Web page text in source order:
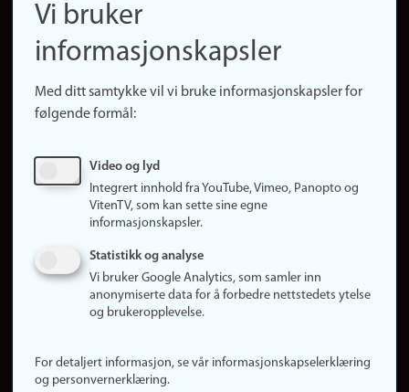
(no)
Finn forsker
Presse
Finn studier
Ledige stillinger
Om nettstedet
Informasjonskapsler
Personvern
Vi bruker
informasjonskapsler
Med ditt samtykke vil vi bruke informasjonskapsler for
følgende formål:
Video og lyd
Integrert innhold fra YouTube, Vimeo, Panopto og
VitenTV, som kan sette sine egne
informasjonskapsler.
Statistikk og analyse
Vi bruker Google Analytics, som samler inn
anonymiserte data for å forbedre nettstedets ytelse
og brukeropplevelse.
For detaljert informasjon, se vår informasjonskapselerklæring
og personvernerklæring.